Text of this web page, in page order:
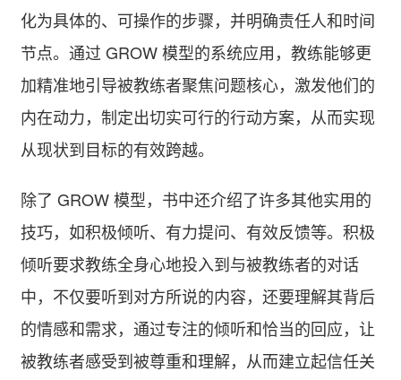
化为具体的、可操作的步骤，并明确责任人和时间
节点。通过 GROW 模型的系统应用，教练能够更
加精准地引导被教练者聚焦问题核心，激发他们的
内在动力，制定出切实可行的行动方案，从而实现
从现状到目标的有效跨越。
除了 GROW 模型，书中还介绍了许多其他实用的
技巧，如积极倾听、有力提问、有效反馈等。积极
倾听要求教练全身心地投入到与被教练者的对话
中，不仅要听到对方所说的内容，还要理解其背后
的情感和需求，通过专注的倾听和恰当的回应，让
被教练者感受到被尊重和理解，从而建立起信任关